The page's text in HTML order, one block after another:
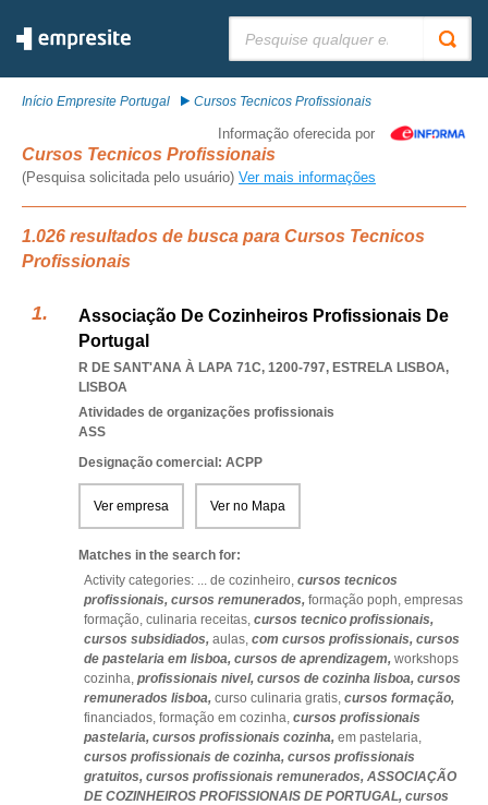
Início Empresite Portugal Cursos Tecnicos Profissionais
Informação oferecida por
Cursos Tecnicos Profissionais
(Pesquisa solicitada pelo usuário) Ver mais informações
1.026 resultados de busca para Cursos Tecnicos
Profissionais
Associação De Cozinheiros Profissionais De
Portugal
R DE SANT'ANA À LAPA 71C, 1200-797, ESTRELA LISBOA,
LISBOA
Atividades de organizações profissionais
ASS
Designação comercial: ACPP
Ver empresa Ver no Mapa
Matches in the search for:
Activity categories: ... de cozinheiro, cursos tecnicos
profissionais, cursos remunerados, formação poph, empresas
formação, culinaria receitas, cursos tecnico profissionais,
cursos subsidiados, aulas, com cursos profissionais, cursos
de pastelaria em lisboa, cursos de aprendizagem, workshops
cozinha, profissionais nivel, cursos de cozinha lisboa, cursos
remunerados lisboa, curso culinaria gratis, cursos formação,
financiados, formação em cozinha, cursos profissionais
pastelaria, cursos profissionais cozinha, em pastelaria,
cursos profissionais de cozinha, cursos profissionais
gratuitos, cursos profissionais remunerados, ASSOCIAÇÃO
DE COZINHEIROS PROFISSIONAIS DE PORTUGAL, cursos